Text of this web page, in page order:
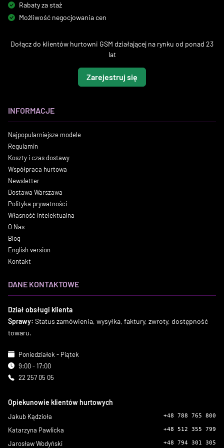
Rabaty za staż
Możliwość negocjowania cen
Dołącz do klientów hurtowni GSM działającej na rynku od ponad 23
lat
Zarejestruj się
INFORMACJE
Najpopularniejsze modele
Regulamin
Koszty i czas dostawy
Współpraca hurtowa
Newsletter
Dostawa Warszawa
Polityka prywatności
Własność intelektualna
O Nas
Blog
English version
Kontakt
DANE KONTAKTOWE
Dział obsługi klienta
Sprawy: Status zamówienia, wysyłka, faktury, zwroty, dostępność
towaru.
Poniedziałek - Piątek
9:00 - 17:00
22 257 05 05
Opiekunowie klientów hurtowych
Jakub Kądzioła +48 788 765 800
Katarzyna Pawlicka +48 512 355 799
Jarosław Wodyński +48 794 301 305